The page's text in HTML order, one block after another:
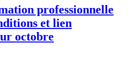
professionnelle
et lien
octobre